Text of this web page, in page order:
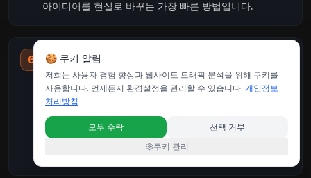
아이디어를 현실로 바꾸는 가장 빠른 방법입니다.
6
이 AI 음악 메이커에서 제 가사를 사용할 수 있나
요?
네! 가장 좋은 기능 중 하나는 가사를 완전한 노래로 바꾸
료 온라인 AI 음악 메이커가 정확한 가사를 전문적인 악기
연주와 함께 노래하는 보컬을 만들어냅니다. 시인과 작사
🍪 쿠키 알림
저희는 사용자 경험 향상과 웹사이트 트래픽 분석을 위해 쿠키를
사용합니다. 언제든지 환경설정을 관리할 수 있습니다. 개인정보
처리방침
모두 수락
선택 거부
쿠키 관리